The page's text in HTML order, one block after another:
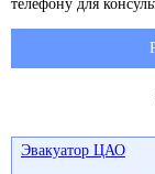
телефону для
Эвакуатор ЦАО